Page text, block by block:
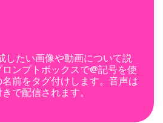
したい画像や動画について説
ンプトボックスで@記号を使
前をタグ付けします。音声は
で配信されます。